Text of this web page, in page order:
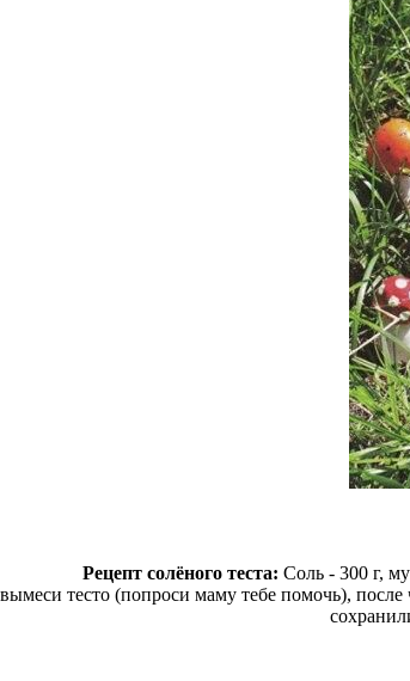
Рецепт солёного теста: Соль - 300 г,
тесто (попроси маму тебе помочь),